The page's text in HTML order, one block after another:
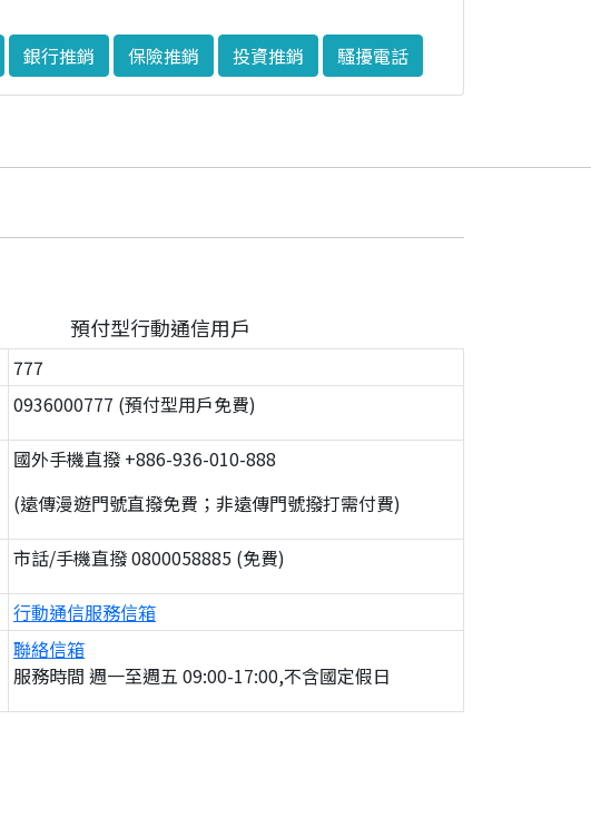
銀行推銷 保險推銷 投資推銷
騷擾電話
預付型行動通信用戶
777
0936000777 (預付型用戶免費)
國外手機直撥 +886-936-010-888
(遠傳漫遊門號直撥免費；非遠傳門號撥打需付費)
市話/手機直撥 0800058885 (免費)
行動通信服務信箱
聯絡信箱
服務時間 週一至週五 09:00-17:00,不含國定假日